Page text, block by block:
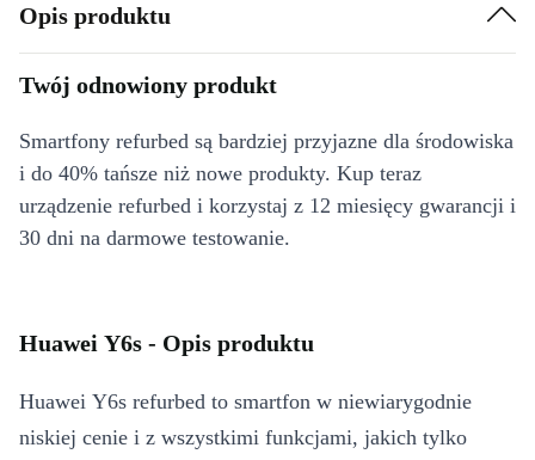
Opis produktu
Twój odnowiony produkt
Smartfony refurbed są bardziej przyjazne dla środowiska
i do 40% tańsze niż nowe produkty. Kup teraz
urządzenie refurbed i korzystaj z 12 miesięcy gwarancji i
30 dni na darmowe testowanie.
Huawei Y6s - Opis produktu
Huawei Y6s refurbed to smartfon w niewiarygodnie
niskiej cenie i z wszystkimi funkcjami, jakich tylko